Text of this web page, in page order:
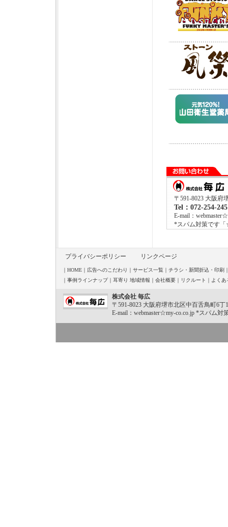
〒591-8023 大阪府
Tel：072-254-
E-mail：
*スパム対策です
プライバシーポリシー リンクページ
｜ HOME ｜ 広告へのこだわり ｜ サービス一覧 ｜ チラシ・新聞折込・印刷
｜ 事例ラインナップ｜ 耳寄り 地域情報 ｜ 会社概要 ｜ リクルート ｜ よく
株式会社 毎広
〒591-8023 大阪府堺市北区中百舌鳥町6
E-mail：webmaster☆my-co.co.jp *スパム